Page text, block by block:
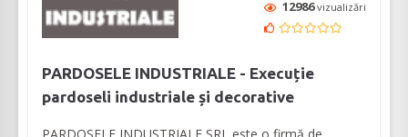
12986vizualizări
PARDOSELE INDUSTRIALE - Execuție
pardoseli industriale și decorative